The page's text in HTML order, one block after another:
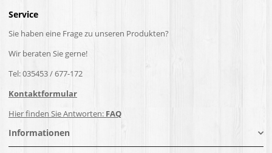
Service
Sie haben eine Frage zu unseren Produkten?
Wir beraten Sie gerne!
Tel: 035453 / 677-172
Kontaktformular
Hier finden Sie Antworten: FAQ
Informationen